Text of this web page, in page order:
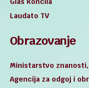
Laudato TV
Obrazovanje
Ministarstvo
Agencija za odgoj i